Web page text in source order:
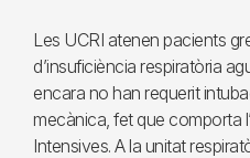
Les UCRI atenen pacients
d’insuficiència respiratòria
encara no han requerit
mecànica, fet que comporta
Intensives. A la unitat